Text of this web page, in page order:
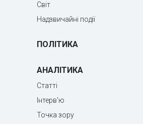
Світ
Надзвичайні події
ПОЛІТИКА
АНАЛІТИКА
Статті
Інтерв'ю
Точка зору